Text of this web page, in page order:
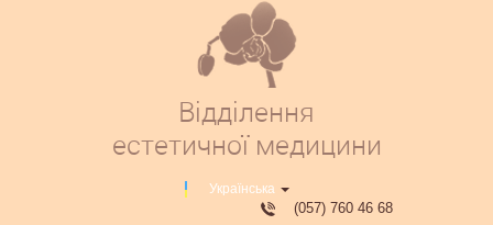
Відділення
естетичної медицини
Українська
(057) 760 46 68